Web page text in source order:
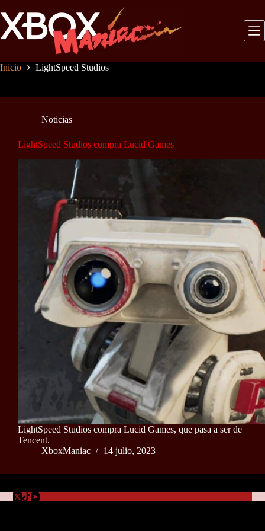
al
contenido
Inicio LightSpeed Studios
Noticias
LightSpeed Studios compra Lucid Games
LightSpeed Studios compra Lucid Games, que pasa a ser de
Tencent.
XboxManiac
14 julio, 2023